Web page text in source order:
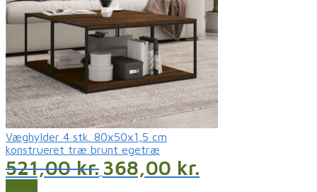
Væghylder 4 stk. 80x50x1,5 cm
konstrueret træ brunt egetræ
521,00kr. 368,00 kr.